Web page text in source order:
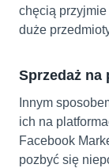
chęcią
duże
Sprzedaż
Innym
ich na
Facebook
pozbyć się